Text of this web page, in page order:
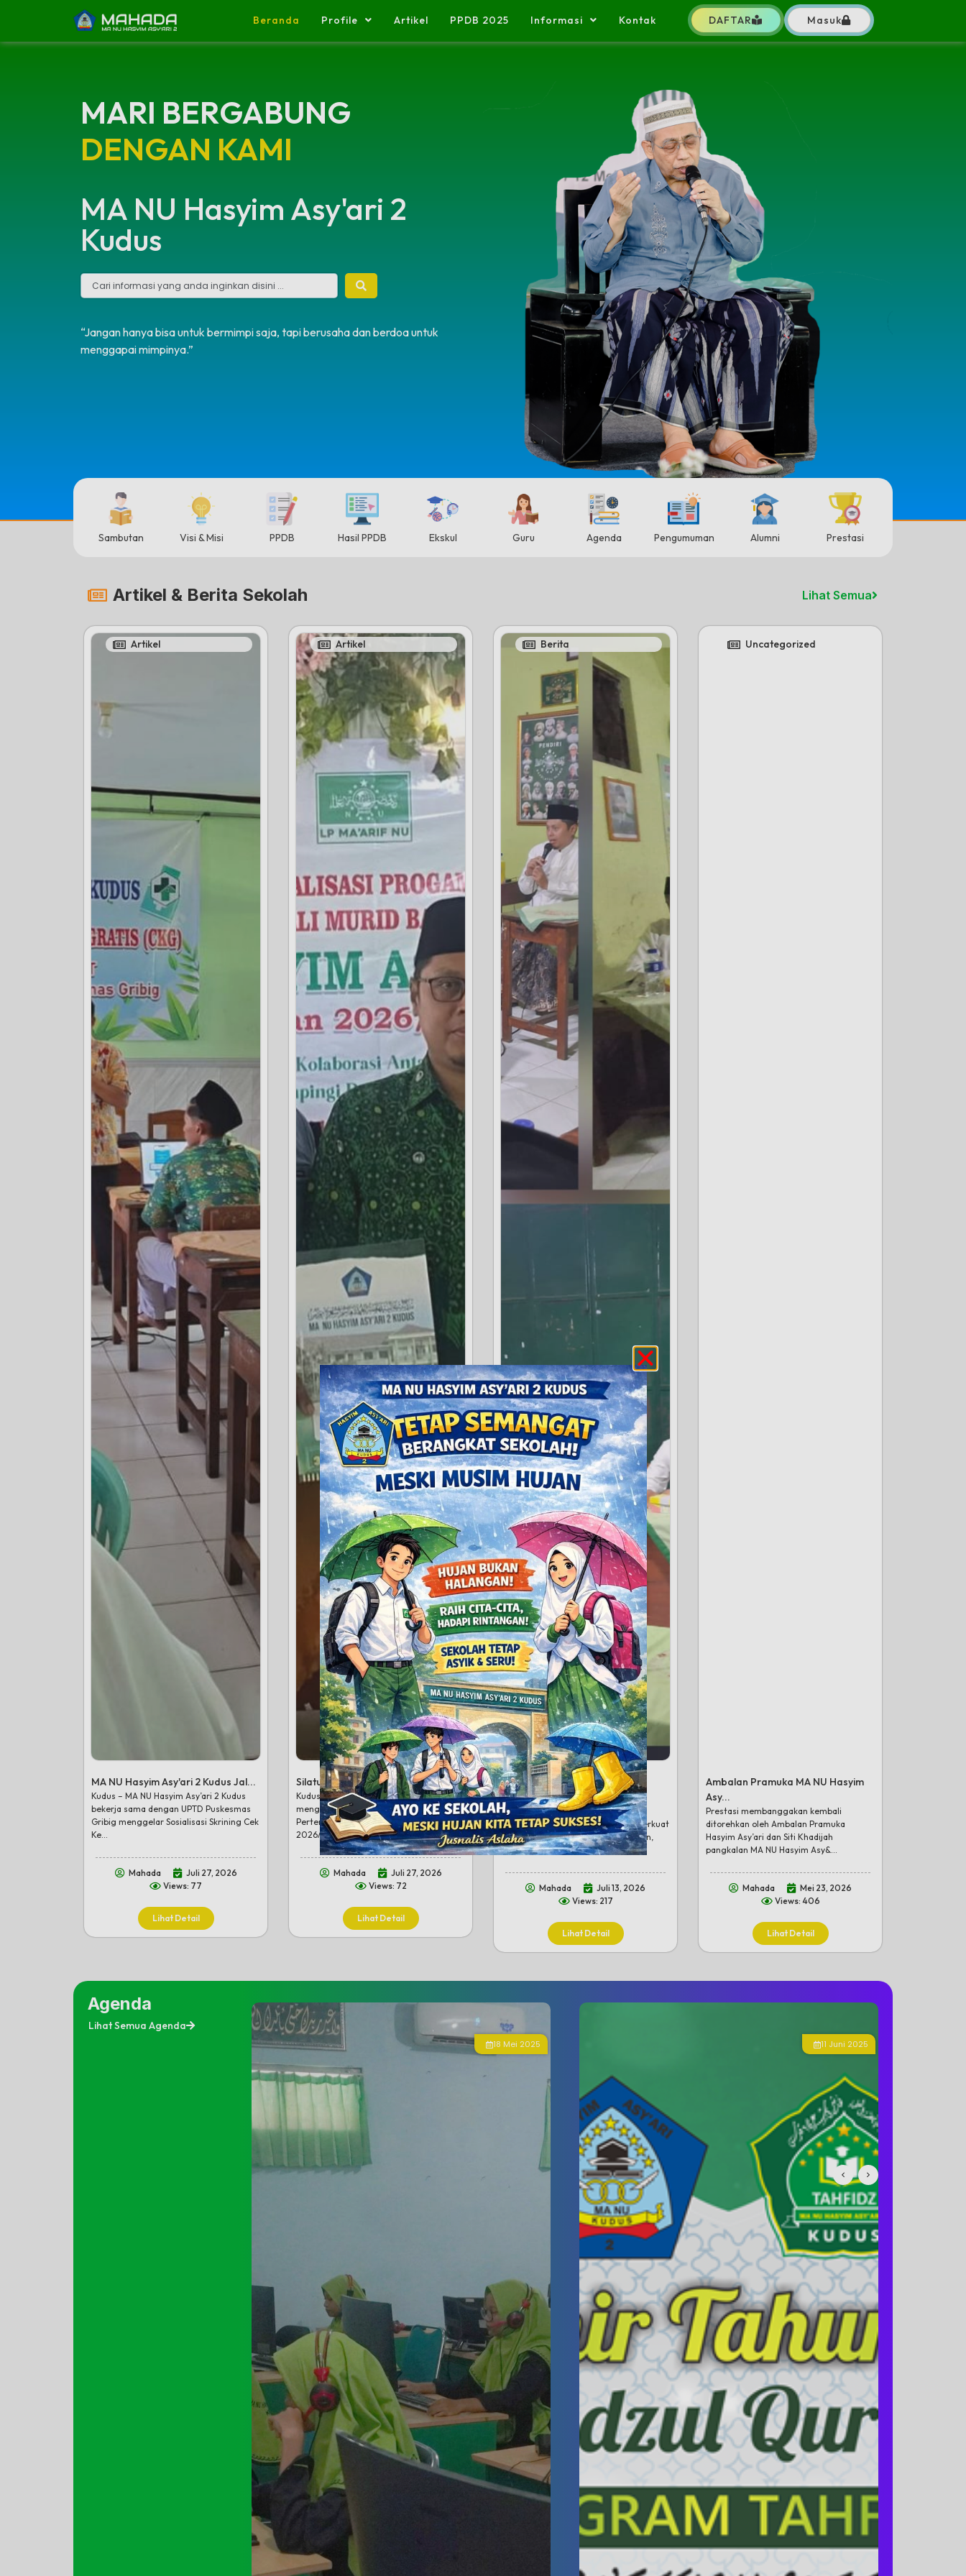
Beranda Profile Artikel PPDB 2025 Informasi Kontak DAFTAR Masuk
MARI BERGABUNG
DENGAN KAMI
MA NU Hasyim Asy'ari 2
Kudus
“Jangan hanya bisa untuk bermimpi saja, tapi berusaha dan berdoa untuk
menggapai mimpinya.”
Sambutan Visi & Misi PPDB Hasil PPDB Ekskul Guru Agenda Pengumuman Alumni Prestasi
Artikel & Berita Sekolah Lihat Semua
Artikel
MA NU Hasyim Asy'ari 2 Kudus Jal...
Kudus – MA NU Hasyim Asy’ari 2 Kudus
bekerja sama dengan UPTD Puskesmas
Gribig menggelar Sosialisasi Skrining Cek
Ke...
Mahada
Juli 27, 2026
Views: 77
Lihat Detail
Artikel
Silaturrahim Wali Murid Baru, MA...
Kudus – MA NU Hasyim Asy’ari 2 Kudus
menggelar kegiatan Silaturrahim
Pertemuan Wali Murid Baru Tahun Ajaran
2026/202...
Mahada
Juli 27, 2026
Views: 72
Lihat Detail
Berita
ISTIGHOTSAH, MANAQIB, DAN
PENYUS...
Gebog, Kudus – Dalam rangka
mempererat ukhuwah serta memperkuat
koordinasi antar lembaga pendidikan,
keluarga besar MTs, M...
Mahada
Juli 13, 2026
Views: 217
Lihat Detail
Uncategorized
Ambalan Pramuka MA NU Hasyim
Asy...
Prestasi membanggakan kembali
ditorehkan oleh Ambalan Pramuka
Hasyim Asy’ari dan Siti Khadijah
pangkalan MA NU Hasyim Asy&...
Mahada
Mei 23, 2026
Views: 406
Lihat Detail
Agenda
Lihat Semua Agenda
11 Juni 2025 15 Juni 2025